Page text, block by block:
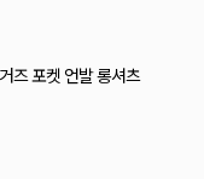
이스 캡나시